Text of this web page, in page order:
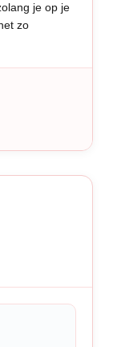
je op je
zo